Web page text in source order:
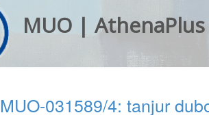
MUO | AthenaPlus
MUO-031589/4: tanjur